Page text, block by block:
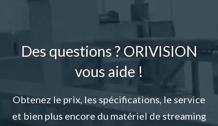
Des questions ? ORIVISION
vous aide !
Obtenez le prix, les spécifications, le service
et bien plus encore du matériel de streaming